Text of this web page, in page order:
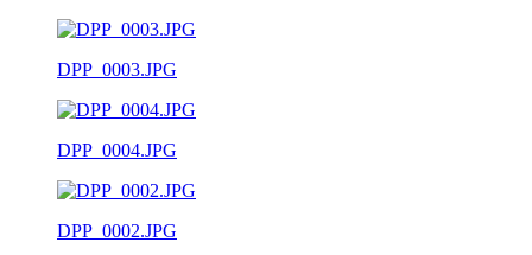
DPP_0003.JPG
DPP_0004.JPG
DPP_0002.JPG